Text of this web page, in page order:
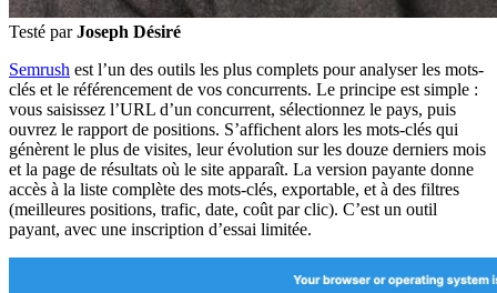
Testé parJoseph Désiré
Semrush est l’un des outils les plus complets pour analyser les mots-
clés et le référencement de vos concurrents. Le principe est simple :
vous saisissez l’URL d’un concurrent, sélectionnez le pays, puis
ouvrez le rapport de positions. S’affichent alors les mots-clés qui
génèrent le plus de visites, leur évolution sur les douze derniers mois
et la page de résultats où le site apparaît. La version payante donne
accès à la liste complète des mots-clés, exportable, et à des filtres
(meilleures positions, trafic, date, coût par clic). C’est un outil
payant, avec une inscription d’essai limitée.